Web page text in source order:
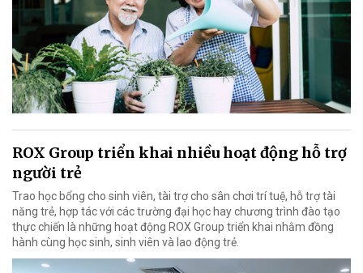
ROX Group triển khai nhiều hoạt động hỗ trợ
người trẻ
Trao học bổng cho sinh viên, tài trợ cho sân chơi trí tuệ, hỗ trợ tài
năng trẻ, hợp tác với các trường đại học hay chương trình đào tạo
thực chiến là những hoạt động ROX Group triển khai nhằm đồng
hành cùng học sinh, sinh viên và lao động trẻ.